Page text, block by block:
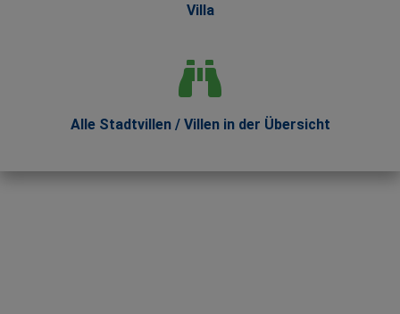
Villa
Alle Stadtvillen / Villen in der Übersicht